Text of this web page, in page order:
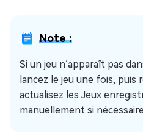
Note :
Si un jeu n’apparaît pas
lancez le jeu une fois, puis
actualisez les Jeux
manuellement si